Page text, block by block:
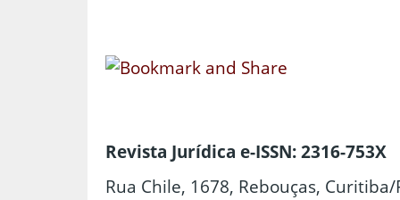
Revista Jurídica e-ISSN: 2316-753X
Rua Chile, 1678, Rebouças, Curitiba/